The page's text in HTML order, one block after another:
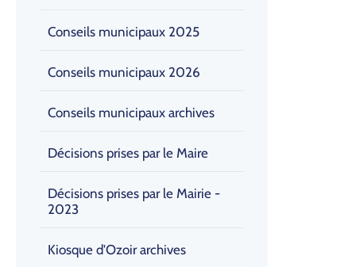
Conseils municipaux 2025
Conseils municipaux 2026
Conseils municipaux archives
Décisions prises par le Maire
Décisions prises par le Mairie -
2023
Kiosque d'Ozoir archives